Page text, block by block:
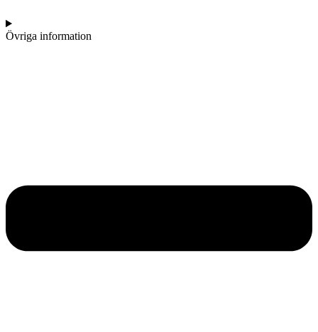
Övriga information